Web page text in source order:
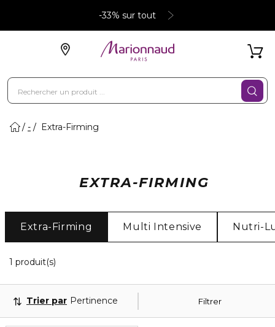
-33% sur tout
- Extra-Firming
EXTRA-FIRMING
Extra-Firming Multi Intensive Nutri-
1 produit(s)
Filtrer
Trier par Pertinence